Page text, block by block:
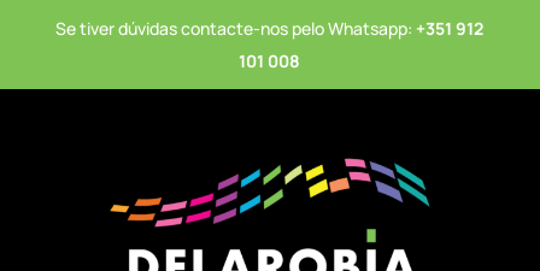
Se tiver dúvidas contacte-nos pelo Whatsapp: +351 912
101 008